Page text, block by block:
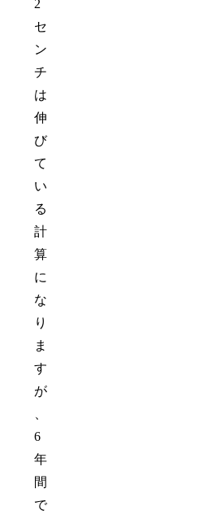
2
セ
ン
チ
は
伸
び
て
い
る
計
算
に
な
り
ま
す
が
6
年
間
で